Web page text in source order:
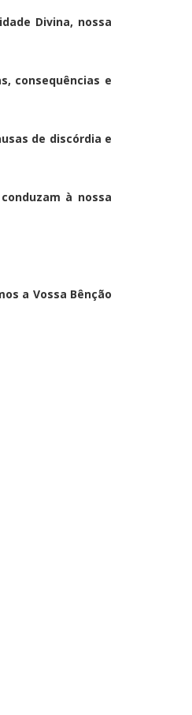
Divina, nossa
consequências e
de discórdia e
à nossa
a Vossa Bênção